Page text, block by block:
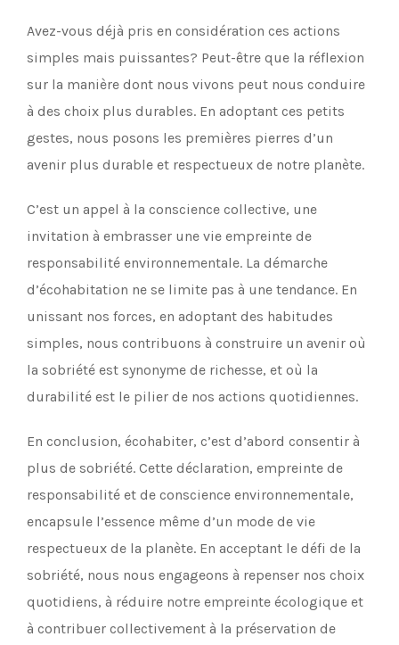
Avez-vous déjà pris en considération ces actions
simples mais puissantes? Peut-être que la réflexion
sur la manière dont nous vivons peut nous conduire
à des choix plus durables. En adoptant ces petits
gestes, nous posons les premières pierres d’un
avenir plus durable et respectueux de notre planète.
C’est un appel à la conscience collective, une
invitation à embrasser une vie empreinte de
responsabilité environnementale. La démarche
d’écohabitation ne se limite pas à une tendance. En
unissant nos forces, en adoptant des habitudes
simples, nous contribuons à construire un avenir où
la sobriété est synonyme de richesse, et où la
durabilité est le pilier de nos actions quotidiennes.
En conclusion, écohabiter, c’est d’abord consentir à
plus de sobriété. Cette déclaration, empreinte de
responsabilité et de conscience environnementale,
encapsule l’essence même d’un mode de vie
respectueux de la planète. En acceptant le défi de la
sobriété, nous nous engageons à repenser nos choix
quotidiens, à réduire notre empreinte écologique et
à contribuer collectivement à la préservation de